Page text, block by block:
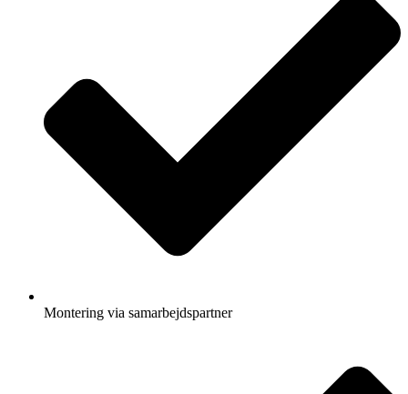
Montering via samarbejdspartner